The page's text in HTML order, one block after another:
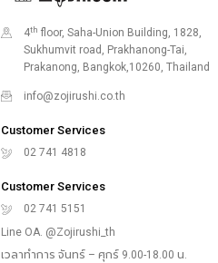
4th floor, Saha-Union Building, 1828,
Sukhumvit road, Prakhanong-Tai,
Prakanong, Bangkok,10260, Thailand
info@zojirushi.co.th
Customer Services
02 741 4818
Customer Services
02 741 5151
Line OA. @Zojirushi_th
เวลาทำการ จันทร์ – ศุกร์ 9.00-18.00 น.